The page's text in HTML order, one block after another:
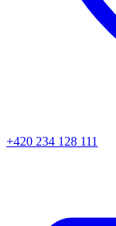
+420 234 128 111